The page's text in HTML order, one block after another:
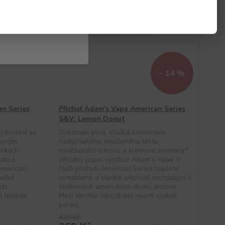
Series
- 14 %
Příchuť Adam's Vape American Series
S&V: Lemon Donut